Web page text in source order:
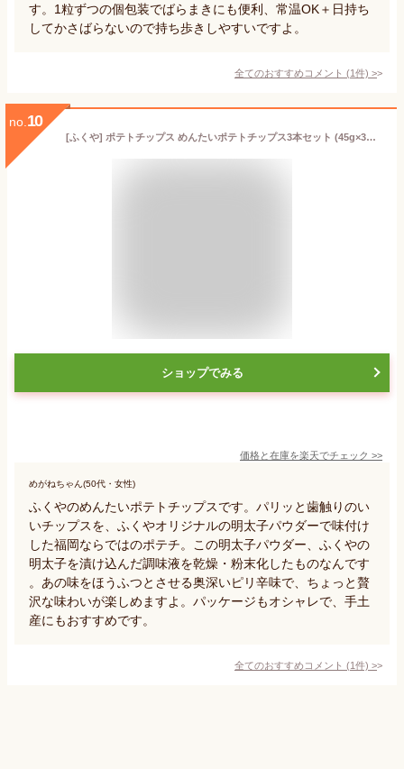
す。1粒ずつの個包装でばらまきにも便利、常温OK＋日持ち
してかさばらないので持ち歩きしやすいですよ。
全てのおすすめコメント (1件) >
no. 10
[ふくや] ポテトチップス めんたいポテトチップス3本セット (45g×3本)×2個セット /お菓子 スナック お土産 福岡 福岡県 チップス おやつ おつまみ 明太子 めんたいこ
ショップでみる
価格と在庫を楽天でチェック >>
めがねちゃん(50代・女性)
ふくやのめんたいポテトチップスです。パリッと歯触りのい
いチップスを、ふくやオリジナルの明太子パウダーで味付け
した福岡ならではのポテチ。この明太子パウダー、ふくやの
明太子を漬け込んだ調味液を乾燥・粉末化したものなんです
。あの味をほうふつとさせる奥深いピリ辛味で、ちょっと贅
沢な味わいが楽しめますよ。パッケージもオシャレで、手土
産にもおすすめです。
全てのおすすめコメント (1件) >